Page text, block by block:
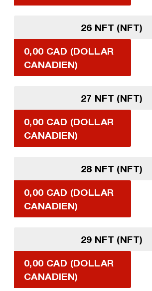
26 NFT (NFT)
0,00 CAD (DOLLAR
CANADIEN)
27 NFT (NFT)
0,00 CAD (DOLLAR
CANADIEN)
28 NFT (NFT)
0,00 CAD (DOLLAR
CANADIEN)
29 NFT (NFT)
0,00 CAD (DOLLAR
CANADIEN)